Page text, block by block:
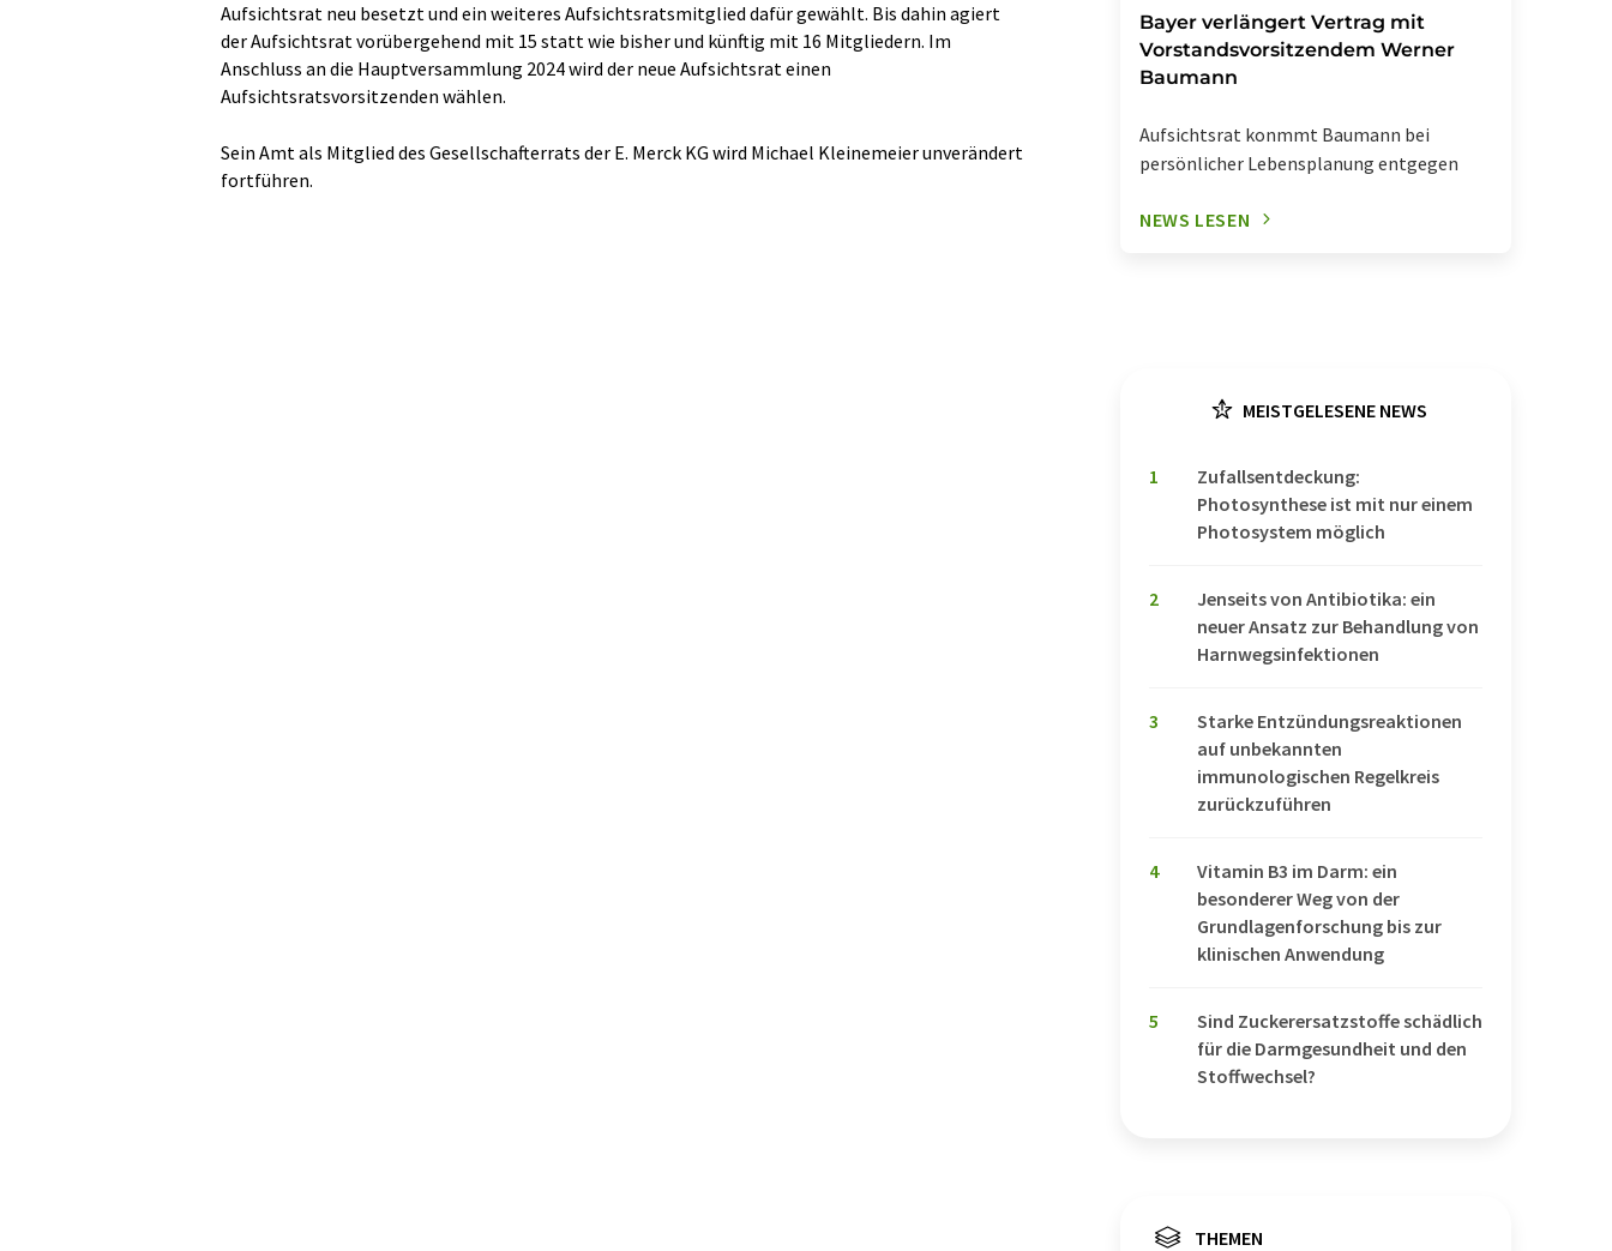
Aufsichtsrat neu besetzt und ein weiteres Aufsichtsratsmitglied dafür gewählt. Bis dahin agiert
der Aufsichtsrat vorübergehend mit 15 statt wie bisher und künftig mit 16 Mitgliedern. Im
Anschluss an die Hauptversammlung 2024 wird der neue Aufsichtsrat einen
Aufsichtsratsvorsitzenden wählen.
Sein Amt als Mitglied des Gesellschafterrats der E. Merck KG wird Michael Kleinemeier unverändert
fortführen.
Bayer verlängert Vertrag mit
Vorstandsvorsitzendem Werner
Baumann
Aufsichtsrat konmmt Baumann bei
persönlicher Lebensplanung entgegen
NEWS LESEN
MEISTGELESENE NEWS
1
Zufallsentdeckung:
Photosynthese ist mit nur einem
Photosystem möglich
2
Jenseits von Antibiotika: ein
neuer Ansatz zur Behandlung von
Harnwegsinfektionen
3
Starke Entzündungsreaktionen
auf unbekannten
immunologischen Regelkreis
zurückzuführen
4
Vitamin B3 im Darm: ein
besonderer Weg von der
Grundlagenforschung bis zur
klinischen Anwendung
5
Sind Zuckerersatzstoffe schädlich
für die Darmgesundheit und den
Stoffwechsel?
THEMEN